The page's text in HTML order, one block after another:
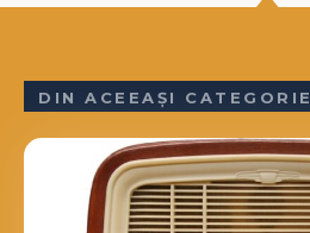
DIN ACEEAȘI CATEGORIE